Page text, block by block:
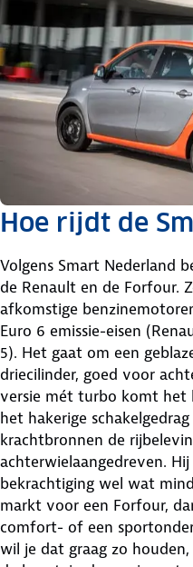
Hoe rijdt de
Volgens Smart Nederland
de Renault en de Forfour.
afkomstige
Euro 6 emissie-eisen
5). Het gaat om een
driecilinder, goed voor
versie mét turbo komt het
het hakerige
krachtbronnen de
achterwielaangedreven.
bekrachtiging wel wat
markt voor een Forfour,
comfort- of een
wil je dat graag zo